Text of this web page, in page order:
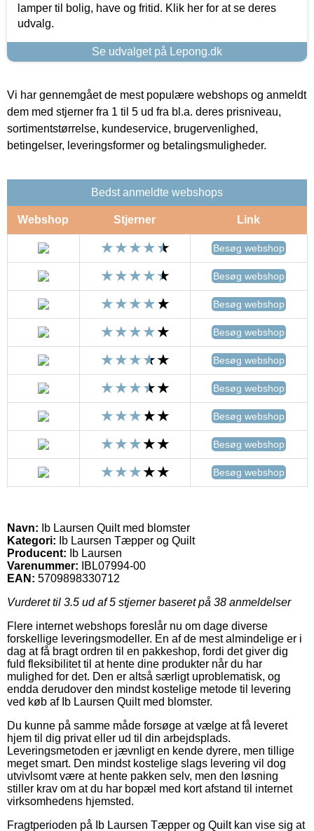
lamper til bolig, have og fritid. Klik her for at se deres
udvalg.
Se udvalget på Lepong.dk
Vi har gennemgået de mest populære webshops og anmeldt
dem med stjerner fra 1 til 5 ud fra bl.a. deres prisniveau,
sortimentstørrelse, kundeservice, brugervenlighed,
betingelser, leveringsformer og betalingsmuligheder.
Bedst anmeldte webshops
Webshop Stjerner Link
Besøg webshop
Besøg webshop
Besøg webshop
Besøg webshop
Besøg webshop
Besøg webshop
Besøg webshop
Besøg webshop
Besøg webshop
Navn: Ib Laursen Quilt med blomster
Kategori: Ib Laursen Tæpper og Quilt
Producent:
Ib Laursen
Varenummer:
IBL07994-00
EAN: 5709898330712
Vurderet til 3.5 ud af 5 stjerner baseret på 38 anmeldelser
Flere internet webshops foreslår nu om dage diverse
forskellige leveringsmodeller. En af de mest almindelige er i
dag at få bragt ordren til en pakkeshop, fordi det giver dig
fuld fleksibilitet til at hente dine produkter når du har
mulighed for det. Den er altså særligt uproblematisk, og
endda derudover den mindst kostelige metode til levering
ved køb af Ib Laursen Quilt med blomster.
Du kunne på samme måde forsøge at vælge at få leveret
hjem til dig privat eller ud til din arbejdsplads.
Leveringsmetoden er jævnligt en kende dyrere, men tillige
meget smart. Den mindst kostelige slags levering vil dog
utvivlsomt være at hente pakken selv, men den løsning
stiller krav om at du har bopæl med kort afstand til internet
virksomhedens hjemsted.
Fragtperioden på Ib Laursen Tæpper og Quilt kan vise sig at